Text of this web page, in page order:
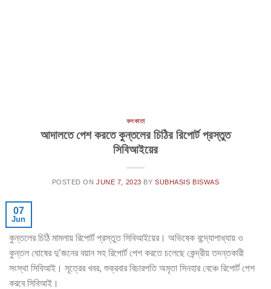
কলকাতা
আদালতে পেশ করতে কুন্তলের চিঠির রিপোর্ট প্রস্তুত
সিবিআইয়ের
POSTED ONJUNE 7, 2023 BYSUBHASIS BISWAS
07
Jun
কুন্তলের চিঠি মামলায় রিপোর্ট প্রস্তুত সিবিআইয়ের। অভিষেক বন্দ্যোপাধ্যায় ও
কুন্তল ঘোষের দু’জনের বয়ান সহ রিপোর্ট পেশ করতে চলেছে কেন্দ্রীয় তদন্তকারী
সংস্থা সিবিআই। সূত্রের খবর, শুক্রবার বিচারপতি অমৃতা সিনহার বেঞ্চে রিপোর্ট পেশ
করবে সিবিআই।